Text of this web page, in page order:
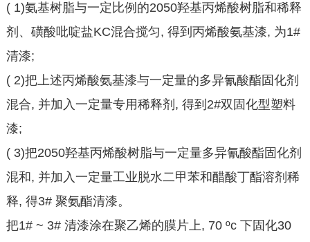
( 1)氨基树脂与一定比例的2050羟基丙烯酸树脂和稀释
剂、磺酸吡啶盐KC混合搅匀, 得到丙烯酸氨基漆, 为1#
清漆;
( 2)把上述丙烯酸氨基漆与一定量的多异氰酸酯固化剂
混合, 并加入一定量专用稀释剂, 得到2#双固化型塑料
漆;
( 3)把2050羟基丙烯酸树脂与一定量多异氰酸酯固化剂
混和, 并加入一定量工业脱水二甲苯和醋酸丁酯溶剂稀
释, 得3# 聚氨酯清漆。
把1# ~ 3# 清漆涂在聚乙烯的膜片上, 70 ºc 下固化30